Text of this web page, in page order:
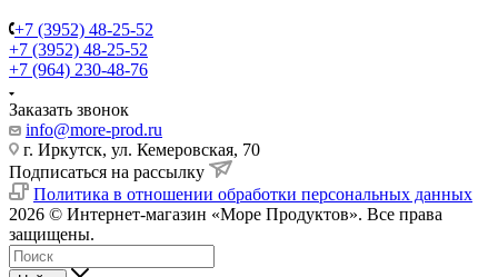
+7 (3952) 48-25-52
+7 (3952) 48-25-52
+7 (964) 230-48-76
Заказать звонок
info@more-prod.ru
г. Иркутск, ул. Кемеровская, 70
Подписаться на рассылку
Политика в отношении обработки персональных данных
2026 © Интернет-магазин «Море Продуктов». Все права
защищены.